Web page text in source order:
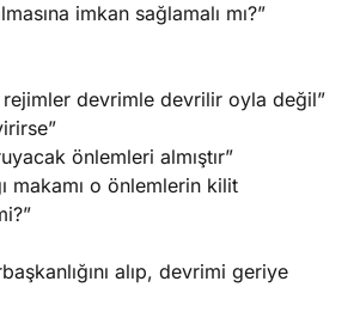
imkan sağlamalı mı?”
rejimler devrimle devrilir oyla değil”
önlemleri almıştır”
makamı o önlemlerin kilit
alıp, devrimi geriye